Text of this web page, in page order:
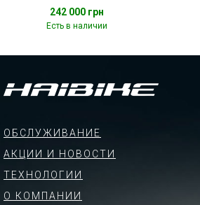
242 000 грн
Есть в наличии
ОБСЛУЖИВАНИЕ
АКЦИИ И НОВОСТИ
ТЕХНОЛОГИИ
О КОМПАНИИ